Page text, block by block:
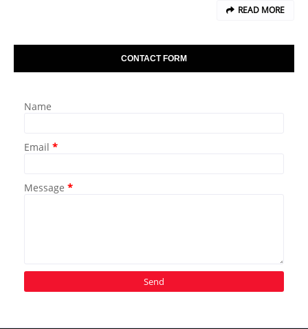
READ MORE
CONTACT FORM
Name
Email *
Message *